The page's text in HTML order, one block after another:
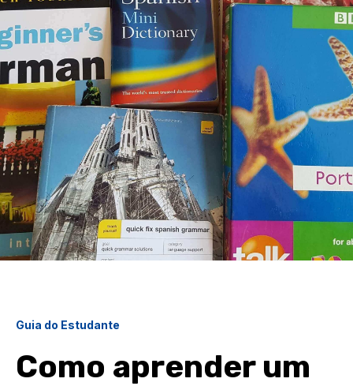
Guia do Estudante
Como aprender um